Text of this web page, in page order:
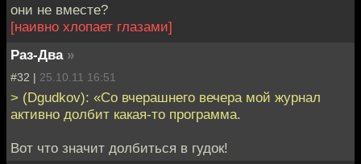
они не вместе?
[наивно хлопает глазами]
Раз-Два »
#32 | 25.10.11 16:51
> (Dgudkov): «Со вчерашнего вечера мой журнал
активно долбит какая-то программа.
Вот что значит долбиться в гудок!